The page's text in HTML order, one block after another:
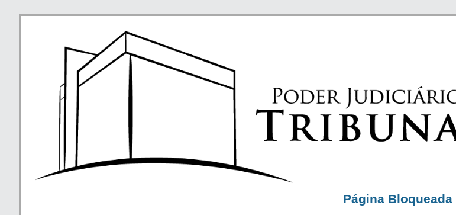
Página Bloqueada